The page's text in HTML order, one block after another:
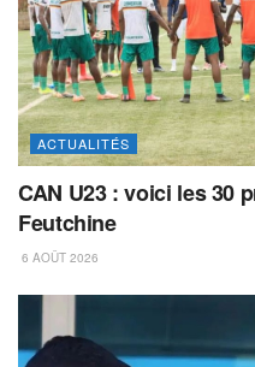
ACTUALITÉS
CAN U23 : voici les 30
Feutchine
6 AOÛT 2026